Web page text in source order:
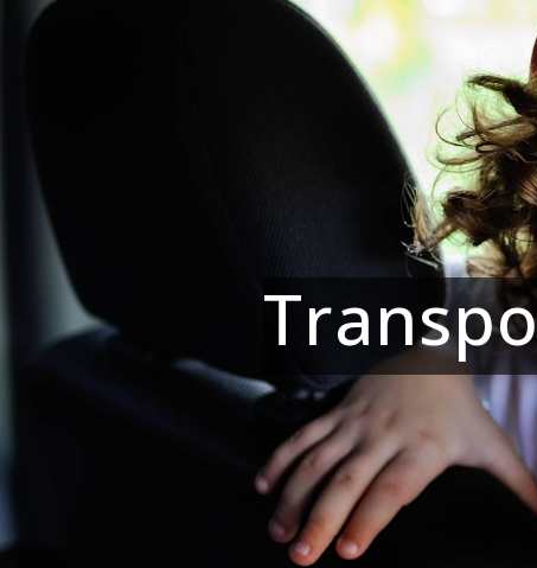
Panneau de gestion des cookies